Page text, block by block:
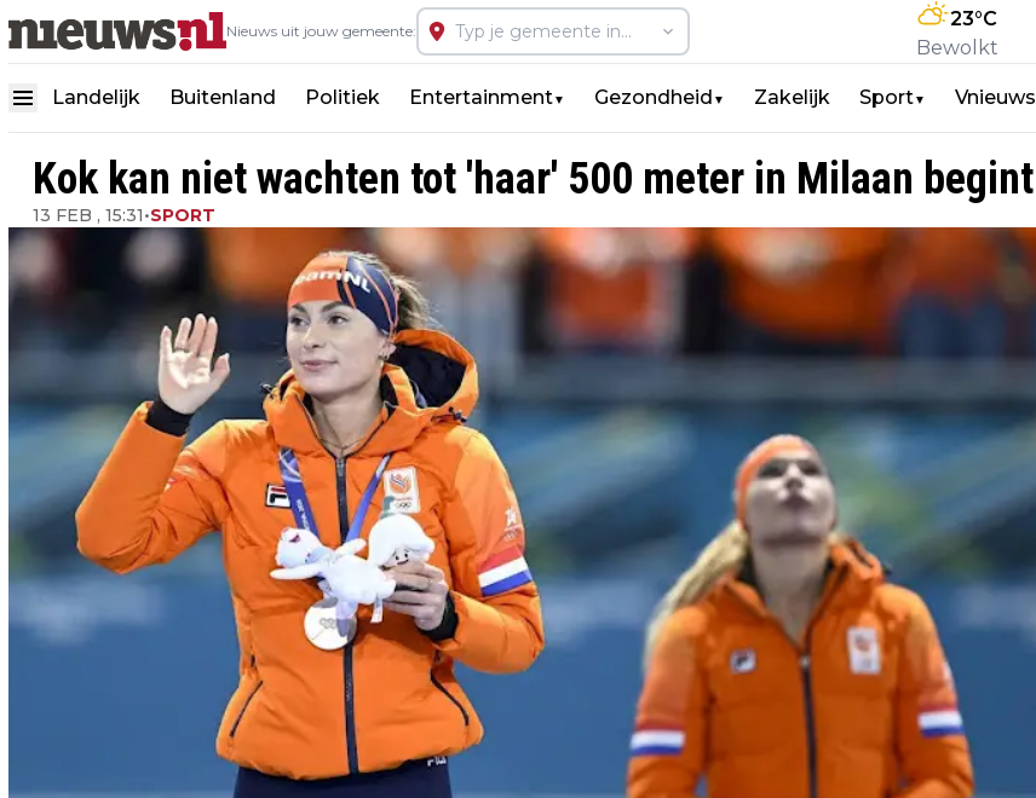
Nieuws uit jouw gemeente:
23°C
Bewolkt
Landelijk Buitenland Politiek Entertainment▼ Gezondheid ▼ Zakelijk Sport▼ Vnieuws
Kok kan niet wachten tot 'haar' 500 meter in Milaan begint
13 FEB , 15:31•SPORT